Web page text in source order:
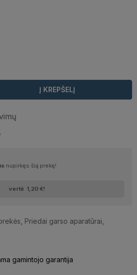
Į KREPŠELĮ
nupirkęs šią prekę!
vertė 1,20 €!
Priedai garso aparatūrai
gamintojo garantija